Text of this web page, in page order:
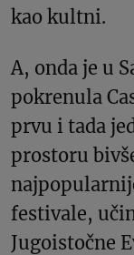
kao kultni.
A, onda je u
pokrenula
prvu i tada
prostoru
festivale,
Jugoistočne